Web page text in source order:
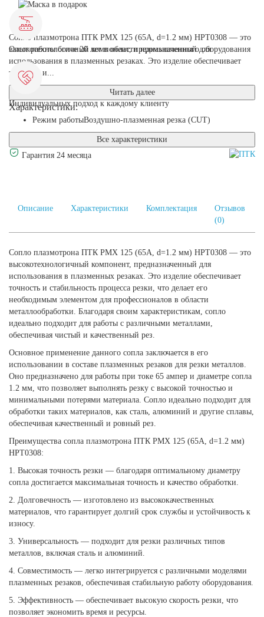
Сопло плазмотрона ПТК PMX 125 (65А, d=1.2 мм) HPT0308 — это
высокотехнологичный компонент, предназначенный для
использования в плазменных резаках. Это изделие обеспечивает
точность и...
Читать далее
Характеристики:
Режим работыВоздушно-плазменная резка (CUT)
Все характеристики
Гарантия 24 месяца
Опыт работы более 20 лет в области промышленного оборудования
Индивидуальных подход к каждому клиенту
Описание Характеристики Комплектация
Отзывов
(0)
Сопло плазмотрона ПТК PMX 125 (65А, d=1.2 мм) HPT0308 — это
высокотехнологичный компонент, предназначенный для
использования в плазменных резаках. Это изделие обеспечивает
точность и стабильность процесса резки, что делает его
необходимым элементом для профессионалов в области
металлообработки. Благодаря своим характеристикам, сопло
идеально подходит для работы с различными металлами,
обеспечивая чистый и качественный рез.
Основное применение данного сопла заключается в его
использовании в составе плазменных резаков для резки металлов.
Оно предназначено для работы при токе 65 ампер и диаметре сопла
1.2 мм, что позволяет выполнять резку с высокой точностью и
минимальными потерями материала. Сопло идеально подходит для
обработки таких материалов, как сталь, алюминий и другие сплавы,
обеспечивая качественный и ровный рез.
Преимущества сопла плазмотрона ПТК PMX 125 (65А, d=1.2 мм)
HPT0308:
1. Высокая точность резки — благодаря оптимальному диаметру
сопла достигается максимальная точность и качество обработки.
2. Долговечность — изготовлено из высококачественных
материалов, что гарантирует долгий срок службы и устойчивость к
износу.
3. Универсальность — подходит для резки различных типов
металлов, включая сталь и алюминий.
4. Совместимость — легко интегрируется с различными моделями
плазменных резаков, обеспечивая стабильную работу оборудования.
5. Эффективность — обеспечивает высокую скорость резки, что
позволяет экономить время и ресурсы.